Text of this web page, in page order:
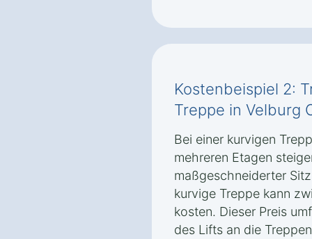
Kostenbeispiel 2:
Treppe in Velburg
Bei einer kurvigen
mehreren Etagen
maßgeschneiderter
kurvige Treppe kann
kosten. Dieser Preis
des Lifts an die